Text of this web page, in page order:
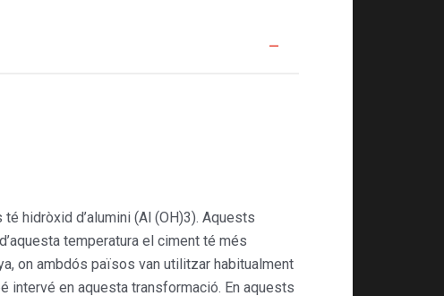
hidròxid d’alumini (Al (OH)3). Aquests
temperatura el ciment té més
on ambdós països van utilitzar habitualment
intervé en aquesta transformació. En aquests